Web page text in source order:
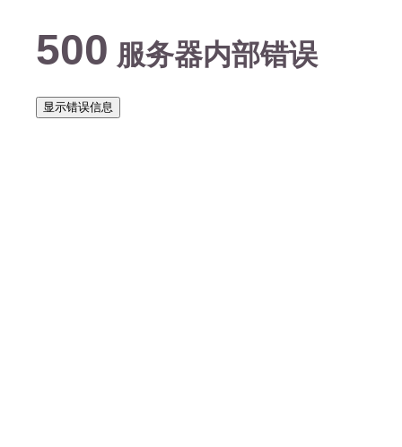
500 服务器内部错误